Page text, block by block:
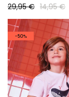
29,95 € 14,95 €
-50%